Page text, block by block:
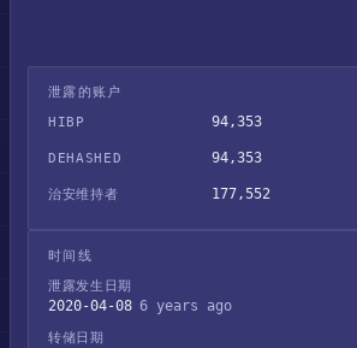
泄露的账户
HIBP
94,353
DEHASHED 94,353
治安维持者 177,552
时间线
泄露发生日期
2020-04-08 6 years ago
转储日期